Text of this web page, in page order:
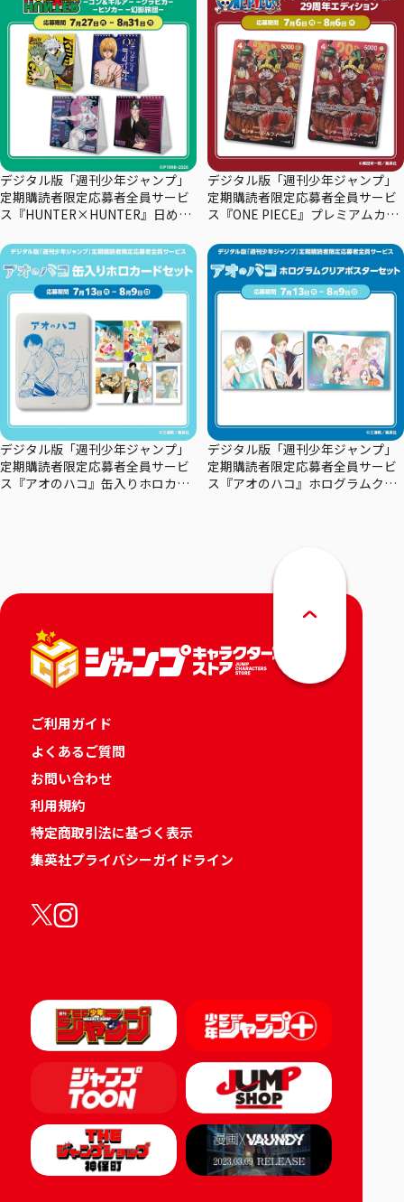
デジタル版「週刊少年ジャンプ」
定期購読者限定応募者全員サービ
ス『HUNTER×HUNTER』日めく
デジタル版「週刊少年ジャンプ」
定期購読者限定応募者全員サービ
ス『ONE PIECE』プレミアムカー
ン
デジタル版「週刊少年ジャンプ」
定期購読者限定応募者全員サービ
ス『アオのハコ』缶入りホロカー
デジタル版「週刊少年ジャンプ」
定期購読者限定応募者全員サービ
ス『アオのハコ』ホログラムクリ
ご利用ガイド
よくあるご質問
お問い合わせ
利用規約
特定商取引法に基づく表示
集英社プライバシーガイドライン